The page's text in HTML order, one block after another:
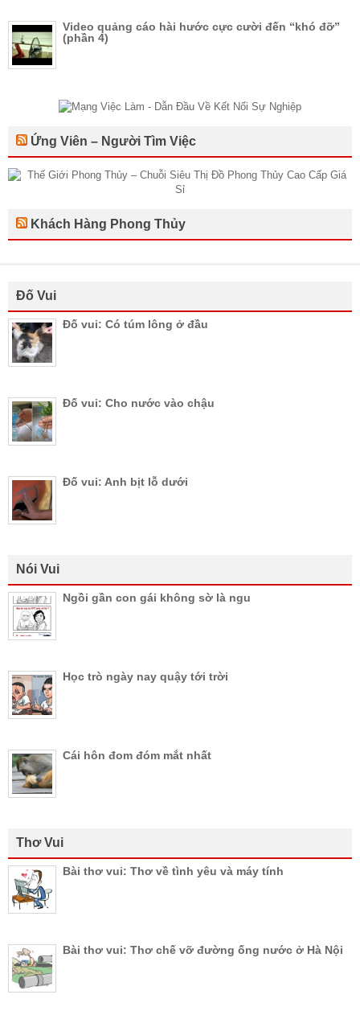
Video quảng cáo hài hước cực cười đến “khó đỡ”
(phần 4)
Ứng Viên – Người Tìm Việc
Khách Hàng Phong Thủy
Đố Vui
Đố vui: Có túm lông ở đầu
Đố vui: Cho nước vào chậu
Đố vui: Anh bịt lỗ dưới
Nói Vui
Ngồi gần con gái không sờ là ngu
Học trò ngày nay quậy tới trời
Cái hôn đom đóm mắt nhất
Thơ Vui
Bài thơ vui: Thơ về tình yêu và máy tính
Bài thơ vui: Thơ chế vỡ đường ống nước ở Hà Nội